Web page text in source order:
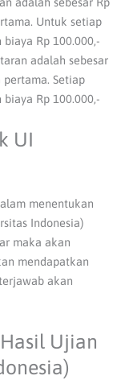
Untuk setiap
Rp 100.000,-
adalah sebesar
Setiap
Rp 100.000,-
UI
menentukan
Indonesia)
maka akan
mendapatkan
akan
Ujian